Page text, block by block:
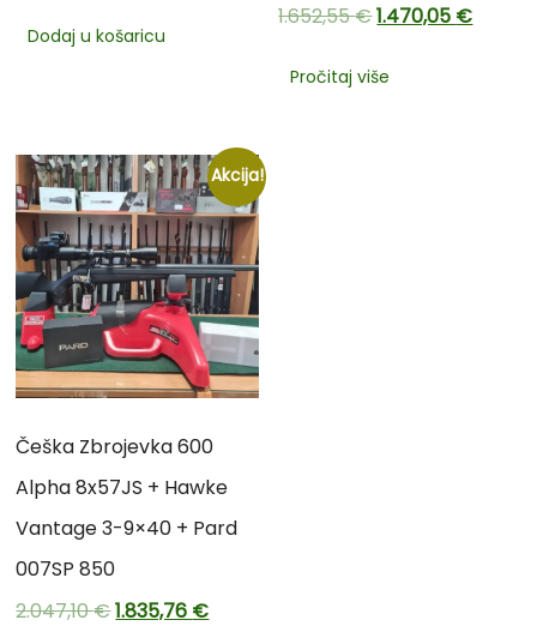
Dodaj u košaricu
1.652,55€1.470,05 €
Pročitaj više
Akcija!
Češka Zbrojevka 600
Alpha 8x57JS + Hawke
Vantage 3-9×40 + Pard
007SP 850
2.047,10€1.835,76 €